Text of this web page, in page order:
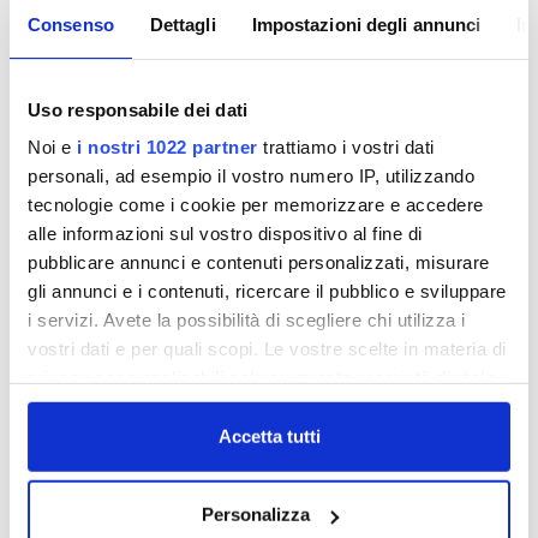
Consenso Dettagli Impostazioni degli annunci
Uso responsabile dei dati
Noi e i nostri 1022 partner trattiamo i vostri dati
personali, ad esempio il vostro numero IP, utilizzando
tecnologie come i cookie per memorizzare e accedere
alle informazioni sul vostro dispositivo al fine di
pubblicare annunci e contenuti personalizzati, misurare
gli annunci e i contenuti, ricercare il pubblico e sviluppare
i servizi. Avete la possibilità di scegliere chi utilizza i
vostri dati e per quali scopi. Le vostre scelte in materia di
in cui avete effettuato le vostre scelte. È possibile
modificare o revocare il proprio consenso in qualsiasi
momento dalla Dichiarazione sui cookie o facendo clic
Accetta tutti
Personalizza
"Potenziamento rete fognaria Località
Antella - Bagno a Ripoli"
Lavori di "Potenziamento rete fognaria
Località Antella - Bagno a Ripoli"
VISUALIZZA DOCUMENTI
Gara 2100003405_Fornitura di
potabilizzazione di Anconella e Figline
Valdarno di Publiacqua S.p.A.